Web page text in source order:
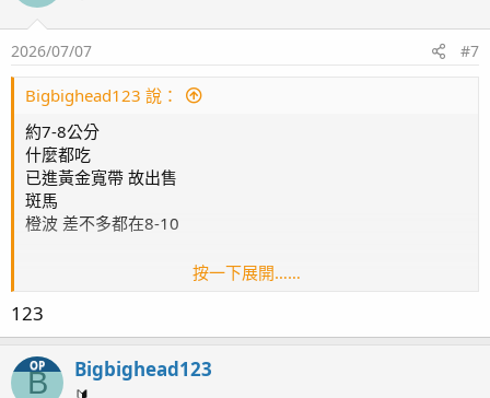
2026/07/07 #7
Bigbighead123 說：
約7-8公分
什麼都吃
已進黃金寬帶 故出售
斑馬
橙波 差不多都在8-10
按一下展開……
123
OP
B Bigbighead123